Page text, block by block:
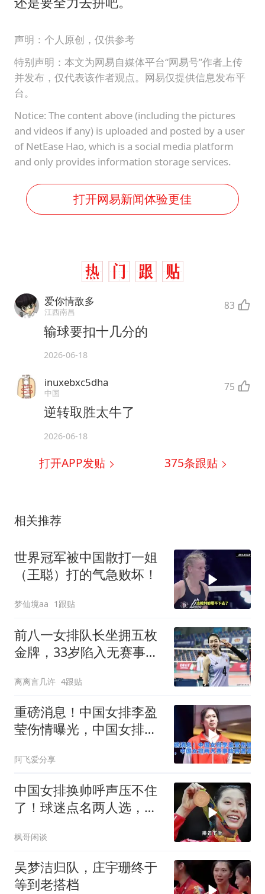
声明：个人原创，仅供参考
特别声明：本文为网易自媒体平台“网易号”作者上传
并发布，仅代表该作者观点。网易仅提供信息发布平
台。
Notice: The content above (including the pictures
and videos if any) is uploaded and posted by a user
of NetEase Hao, which is a social media platform
and only provides information storage services.
打开网易新闻体验更佳
爱你情敌多
江西南昌 83
输球要扣十几分的
2026-06-18
inuxebxc5dha
中国 75
逆转取胜太牛了
2026-06-18
打开APP发贴 375条跟贴
相关推荐
世界冠军被中国散打一姐
（王聪）打的气急败坏！
梦仙境aa 1跟贴
前八一女排队长坐拥五枚
金牌，33岁陷入无赛事可
离离言几许 4跟贴
重磅消息！中国女排李盈
莹伤情曝光，中国女排两
阿飞爱分享
中国女排换帅呼声压不住
了！球迷点名两人选，朱
枫哥闲谈
吴梦洁归队，庄宇珊终于
等到老搭档